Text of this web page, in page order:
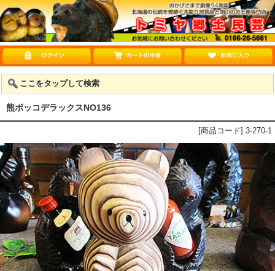
ここをタップして検索
熊ボッコデラックスNO136
[商品コード] 3-270-1